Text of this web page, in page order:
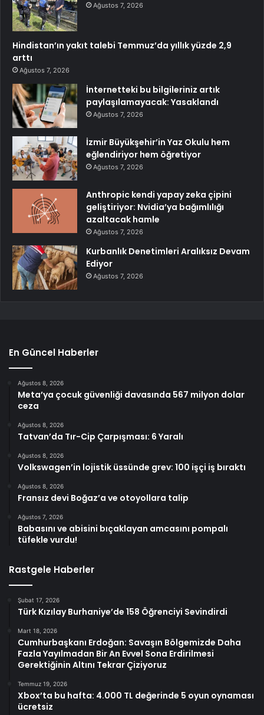
Ağustos 7, 2026
Hindistan’ın yakıt talebi Temmuz’da yıllık yüzde 2,9
arttı
Ağustos 7, 2026
İnternetteki bu bilgileriniz artık
paylaşılamayacak: Yasaklandı
Ağustos 7, 2026
İzmir Büyükşehir’in Yaz Okulu hem
eğlendiriyor hem öğretiyor
Ağustos 7, 2026
Anthropic kendi yapay zeka çipini
geliştiriyor: Nvidia’ya bağımlılığı
azaltacak hamle
Ağustos 7, 2026
Kurbanlık Denetimleri Aralıksız Devam
Ediyor
Ağustos 7, 2026
En Güncel Haberler
Ağustos 8, 2026
Meta’ya çocuk güvenliği davasında 567 milyon dolar
ceza
Ağustos 8, 2026
Tatvan’da Tır-Cip Çarpışması: 6 Yaralı
Ağustos 8, 2026
Volkswagen’in lojistik üssünde grev: 100 işçi iş bıraktı
Ağustos 8, 2026
Fransız devi Boğaz’a ve otoyollara talip
Ağustos 7, 2026
Babasını ve abisini bıçaklayan amcasını pompalı
tüfekle vurdu!
Rastgele Haberler
Şubat 17, 2026
Türk Kızılay Burhaniye’de 158 Öğrenciyi Sevindirdi
Mart 18, 2026
Cumhurbaşkanı Erdoğan: Savaşın Bölgemizde Daha
Fazla Yayılmadan Bir An Evvel Sona Erdirilmesi
Gerektiğinin Altını Tekrar Çiziyoruz
Temmuz 19, 2026
Xbox’ta bu hafta: 4.000 TL değerinde 5 oyun oynaması
ücretsiz